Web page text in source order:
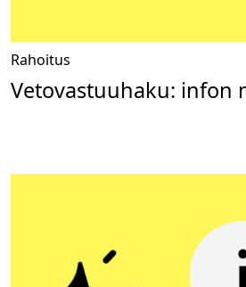
Rahoitus
Vetovastuuhaku: infon